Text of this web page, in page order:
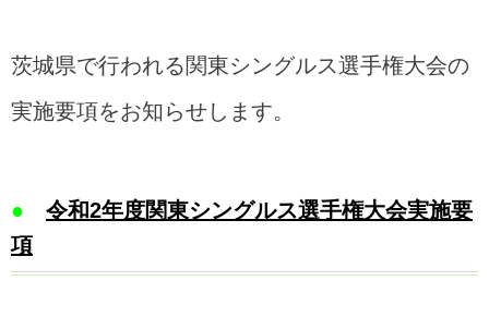
茨城県で行われる関東シングルス選手権大会の
実施要項をお知らせします。
● 令和2年度関東シングルス選手権大会実施要
項